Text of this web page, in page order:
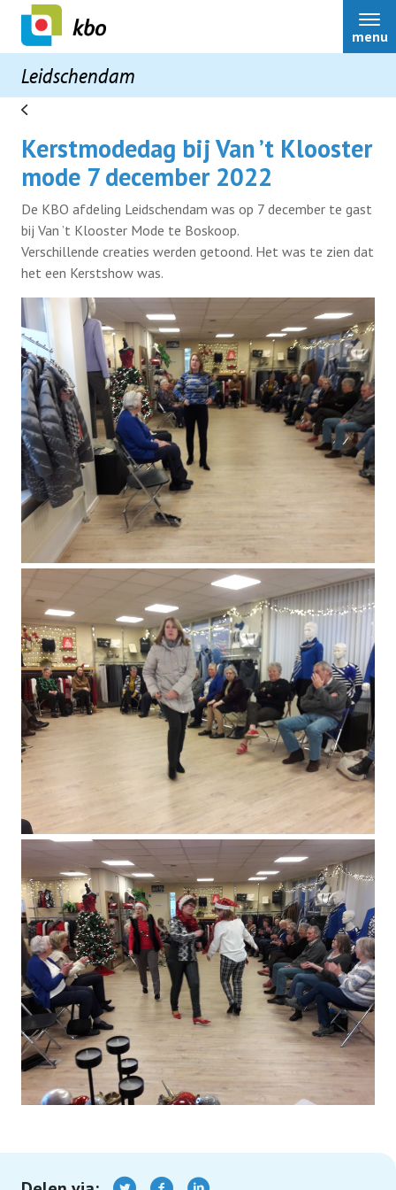
Leidschendam
menu
Leidschendam
Bestuur
Over ons
Ouderenadviseur
Belastingaangifte
Beleidsplan/Ontmoeting
Activiteiten
Bezoek aan architectenburo van Vliet
Terugblikken
Bezoek architectenbureau van Vliet 21 april
2026
Bezoek aan meubelmakerij De Stoof op 4-4-
2025
Museum Bommelzolder terugblik 8-10-2024
Prettig langer thuis wonen 1-10-2024
Miniworld Rotterdam 19 september 2024
Jeu de Boules 29 augustus 2024
Zeehondensafari 2 mei 2024
Brandweerbezoek 11 april 2024
Kerstoverweging en Lunch 14 december
2023
Foto’s Dagtocht naar Urk 21 september
2023
De Salamander 25 mei 2023
Zaanse Schans cruise 17 mei 2023
Foto’s PCOB-KBO Dagtocht Biesbosch 9 mei
2023
Kerstmodedag bij Van ’t Klooster mode 7
december 2022
Nieuws
Contact
Kerstmodedag bij Van ’t Klooster
mode 7 december 2022
De KBO afdeling Leidschendam was op 7 december te gast
bij Van ’t Klooster Mode te Boskoop.
Verschillende creaties werden getoond. Het was te zien dat
het een Kerstshow was.